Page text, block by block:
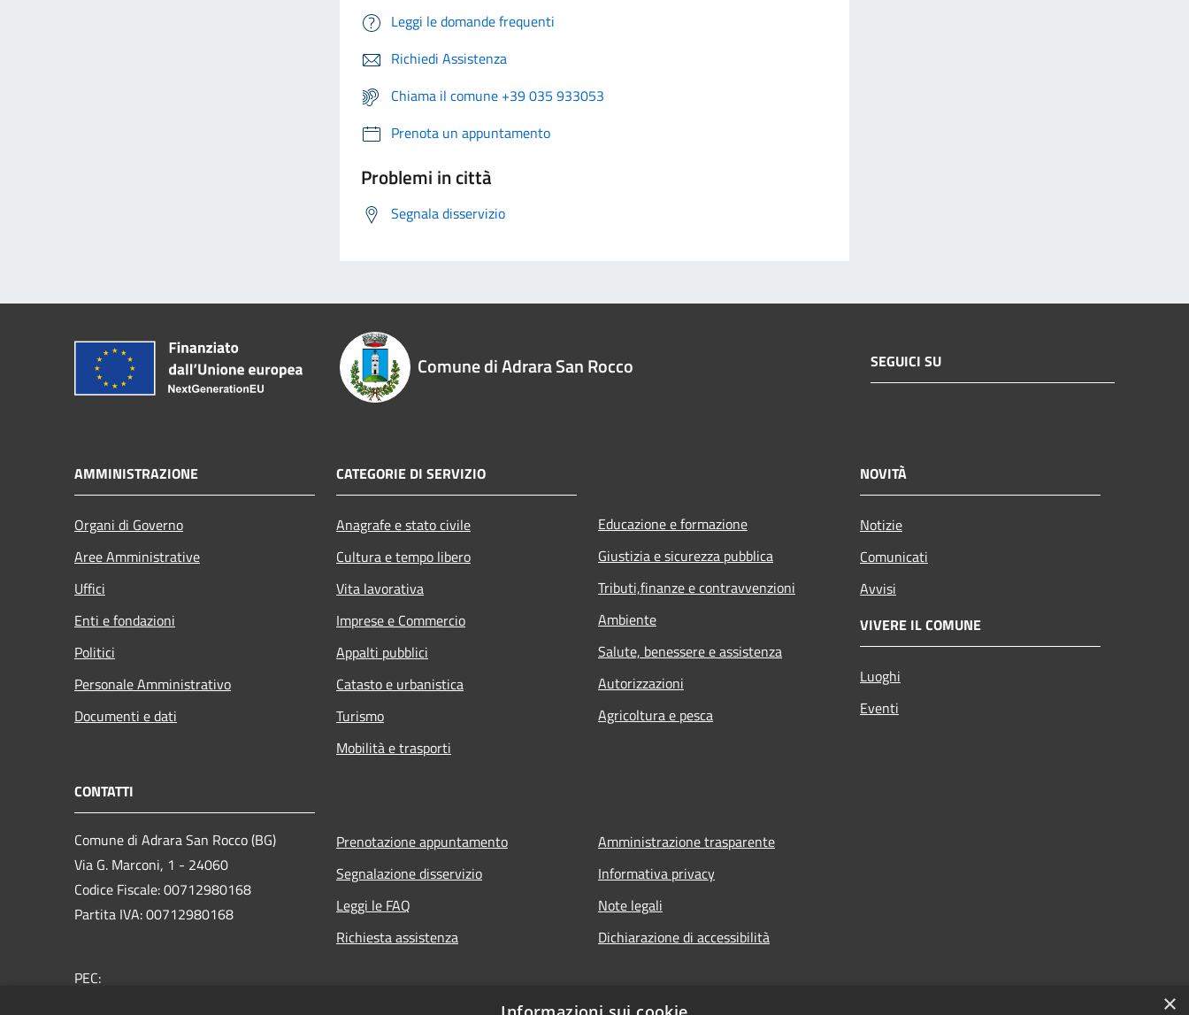
Leggi le domande frequenti
Richiedi Assistenza
Chiama il comune +39 035 933053
Prenota un appuntamento
Problemi in città
Segnala disservizio
Comune di Adrara San Rocco SEGUICI SU
AMMINISTRAZIONE
Organi di Governo
Aree Amministrative
Uffici
Enti e fondazioni
Politici
Personale Amministrativo
Documenti e dati
CATEGORIE DI SERVIZIO
Anagrafe e stato civile
Cultura e tempo libero
Vita lavorativa
Imprese e Commercio
Appalti pubblici
Catasto e urbanistica
Turismo
Mobilità e trasporti
Educazione e formazione
Giustizia e sicurezza pubblica
Tributi,finanze e contravvenzioni
Ambiente
Salute, benessere e assistenza
Autorizzazioni
Agricoltura e pesca
NOVITÀ
Notizie
Comunicati
Avvisi
VIVERE IL COMUNE
Luoghi
Eventi
CONTATTI
Comune di Adrara San Rocco (BG)
Via G. Marconi, 1 - 24060
Codice Fiscale: 00712980168
Partita IVA: 00712980168
PEC:
Prenotazione appuntamento
Segnalazione disservizio
Leggi le FAQ
Richiesta assistenza
Amministrazione trasparente
Informativa privacy
Note legali
Dichiarazione di accessibilità
×